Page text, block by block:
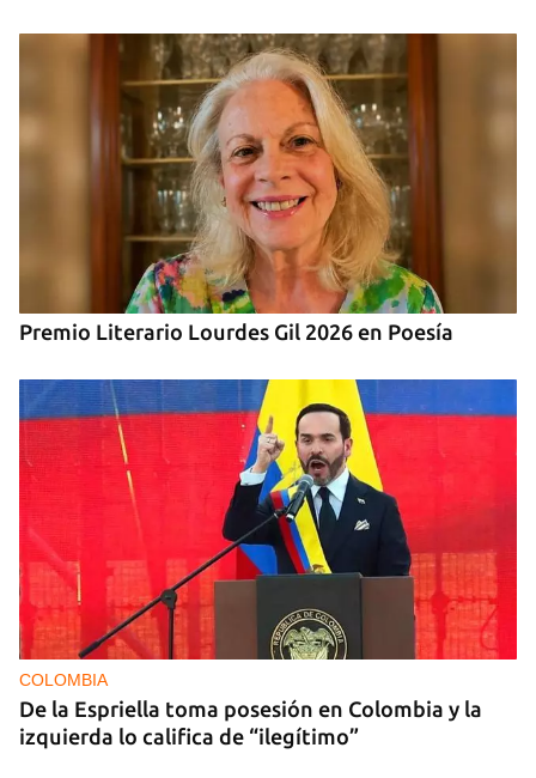
Premio Literario Lourdes Gil 2026 en Poesía
COLOMBIA
De la Espriella toma posesión en Colombia y la
izquierda lo califica de “ilegítimo”